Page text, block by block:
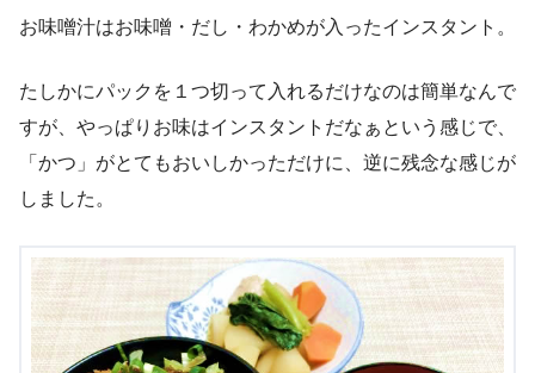
お味噌汁はお味噌・だし・わかめが入ったインスタント。
たしかにパックを１つ切って入れるだけなのは簡単なんで
すが、やっぱりお味はインスタントだなぁという感じで、
「かつ」がとてもおいしかっただけに、逆に残念な感じが
しました。